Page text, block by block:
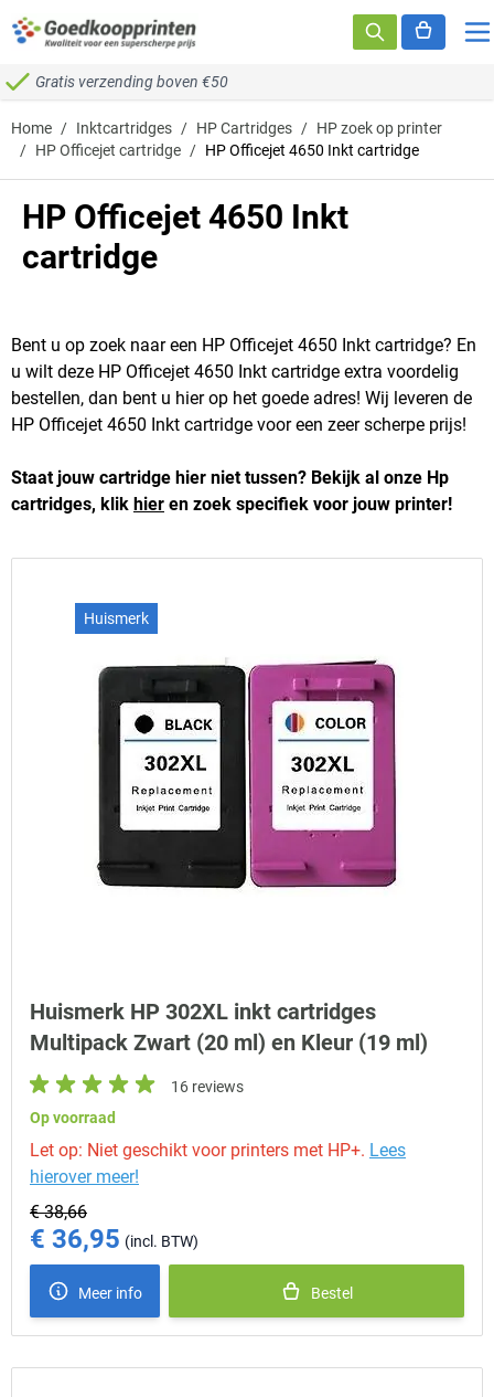
Ga naar de inhoud
Gratis verzending boven €50
Home / Inktcartridges / HP Cartridges / HP zoek op printer
/ HP Officejet cartridge / HP Officejet 4650 Inkt cartridge
HP Officejet 4650 Inkt
cartridge
Bent u op zoek naar een HP Officejet 4650 Inkt cartridge? En
u wilt deze HP Officejet 4650 Inkt cartridge extra voordelig
bestellen, dan bent u hier op het goede adres! Wij leveren de
HP Officejet 4650 Inkt cartridge voor een zeer scherpe prijs!
Staat jouw cartridge hier niet tussen? Bekijk al onze Hp
cartridges, klik hier en zoek specifiek voor jouw printer!
Huismerk
Huismerk HP 302XL inkt cartridges
Multipack Zwart (20 ml) en Kleur (19 ml)
16 reviews
Op voorraad
Let op: Niet geschikt voor printers met HP+. Lees
hierover meer!
€ 38,66
Special Price
€ 36,95
Meer info Bestel